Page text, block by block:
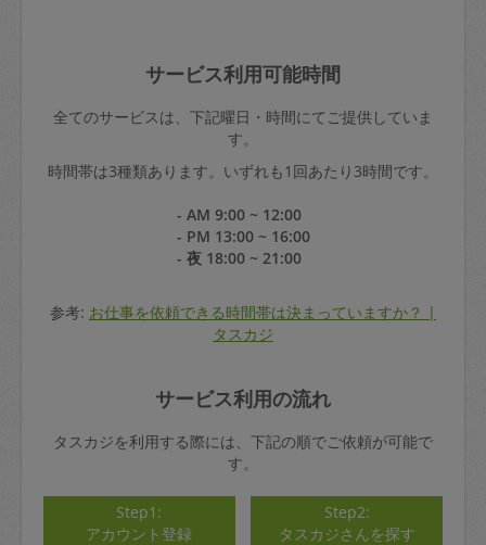
サービス利用可能時間
全てのサービスは、下記曜日・時間にてご提供していま
す。
時間帯は3種類あります。いずれも1回あたり3時間です。
- AM 9:00 ~ 12:00
- PM 13:00 ~ 16:00
- 夜 18:00 ~ 21:00
参考: お仕事を依頼できる時間帯は決まっていますか？ |
タスカジ
サービス利用の流れ
タスカジを利用する際には、下記の順でご依頼が可能で
す。
Step1:
アカウント登録
Step2:
タスカジさんを探す